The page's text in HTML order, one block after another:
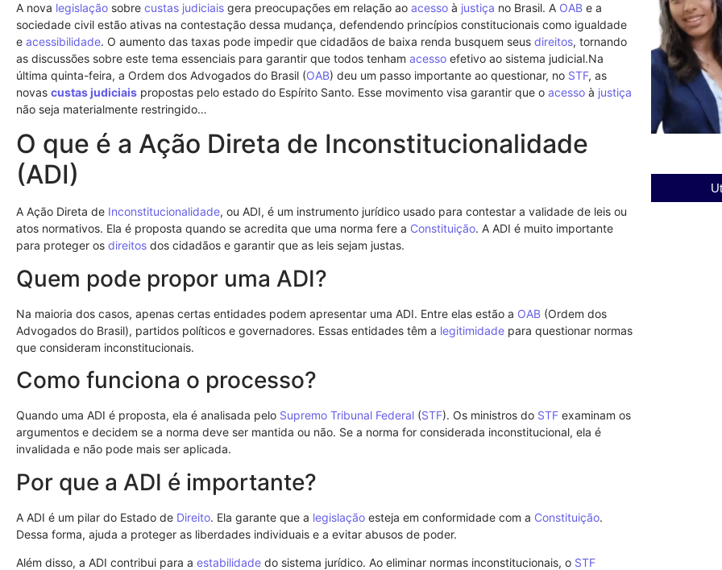
A nova legislação sobre custas judiciais gera preocupações em relação ao acesso à justiça no Brasil. A OAB e a
sociedade civil estão ativas na contestação dessa mudança, defendendo princípios constitucionais como igualdade
e acessibilidade. O aumento das taxas pode impedir que cidadãos de baixa renda busquem seus direitos, tornando
as discussões sobre este tema essenciais para garantir que todos tenham acesso efetivo ao sistema judicial.Na
última quinta-feira, a Ordem dos Advogados do Brasil (OAB) deu um passo importante ao questionar, no STF, as
novas custas judiciais propostas pelo estado do Espírito Santo. Esse movimento visa garantir que o acesso à justiça
não seja materialmente restringido…
O que é a Ação Direta de Inconstitucionalidade
(ADI)
A Ação Direta de Inconstitucionalidade, ou ADI, é um instrumento jurídico usado para contestar a validade de leis ou
atos normativos. Ela é proposta quando se acredita que uma norma fere a Constituição. A ADI é muito importante
para proteger os direitos dos cidadãos e garantir que as leis sejam justas.
Quem pode propor uma ADI?
Na maioria dos casos, apenas certas entidades podem apresentar uma ADI. Entre elas estão a OAB (Ordem dos
Advogados do Brasil), partidos políticos e governadores. Essas entidades têm a legitimidade para questionar normas
que consideram inconstitucionais.
Como funciona o processo?
Quando uma ADI é proposta, ela é analisada pelo Supremo Tribunal Federal (STF). Os ministros do STF examinam os
argumentos e decidem se a norma deve ser mantida ou não. Se a norma for considerada inconstitucional, ela é
invalidada e não pode mais ser aplicada.
Por que a ADI é importante?
A ADI é um pilar do Estado de Direito. Ela garante que a legislação esteja em conformidade com a Constituição.
Dessa forma, ajuda a proteger as liberdades individuais e a evitar abusos de poder.
Além disso, a ADI contribui para a estabilidade do sistema jurídico. Ao eliminar normas inconstitucionais, o STF